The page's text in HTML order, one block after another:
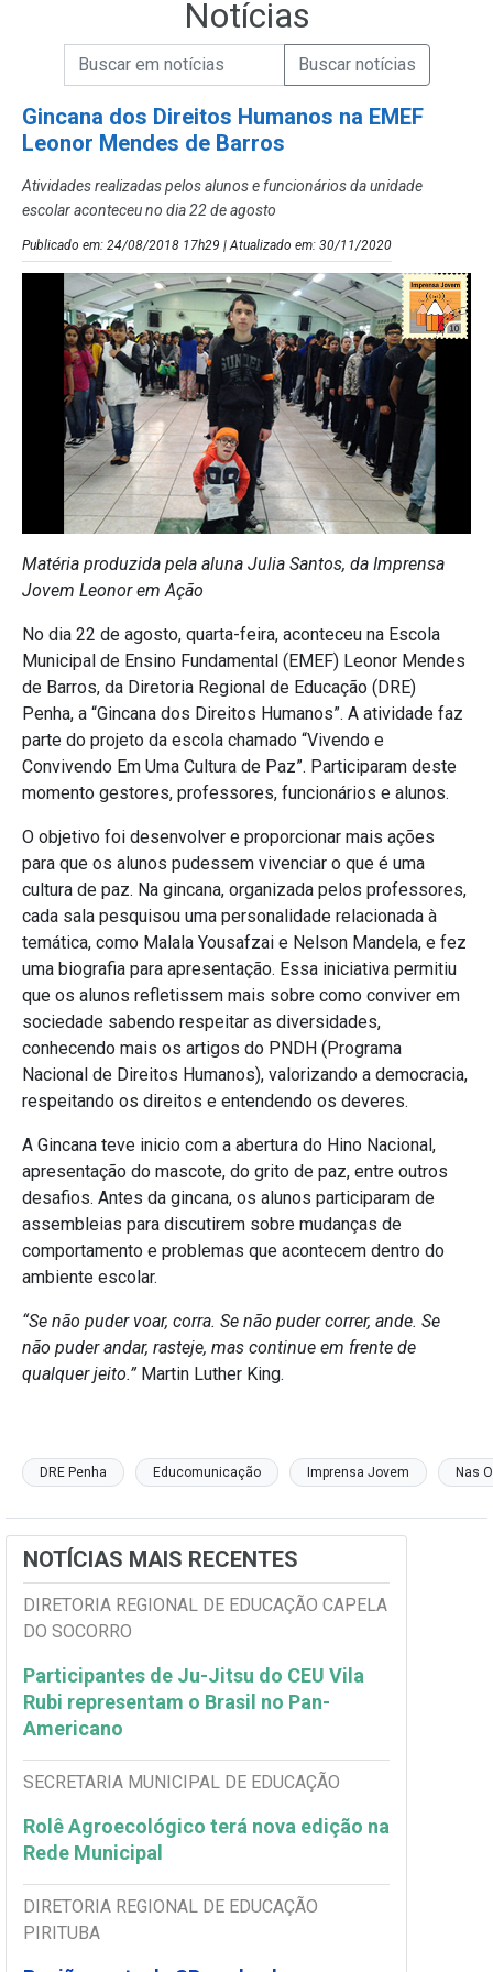
Notícias
Campo de Busca de Notícias
Campo de Busca de informaçõesEnviar a Busca de Notícias
Gincana dos Direitos Humanos na EMEF
Leonor Mendes de Barros
Atividades realizadas pelos alunos e funcionários da unidade
escolar aconteceu no dia 22 de agosto
Publicado em: 24/08/2018 17h29 | Atualizado em: 30/11/2020
Matéria produzida pela aluna Julia Santos, da Imprensa
Jovem Leonor em Ação
No dia 22 de agosto, quarta-feira, aconteceu na Escola
Municipal de Ensino Fundamental (EMEF) Leonor Mendes
de Barros, da Diretoria Regional de Educação (DRE)
Penha, a “Gincana dos Direitos Humanos”. A atividade faz
parte do projeto da escola chamado “Vivendo e
Convivendo Em Uma Cultura de Paz”. Participaram deste
momento gestores, professores, funcionários e alunos.
O objetivo foi desenvolver e proporcionar mais ações
para que os alunos pudessem vivenciar o que é uma
cultura de paz. Na gincana, organizada pelos professores,
cada sala pesquisou uma personalidade relacionada à
temática, como Malala Yousafzai e Nelson Mandela, e fez
uma biografia para apresentação. Essa iniciativa permitiu
que os alunos refletissem mais sobre como conviver em
sociedade sabendo respeitar as diversidades,
conhecendo mais os artigos do PNDH (Programa
Nacional de Direitos Humanos), valorizando a democracia,
respeitando os direitos e entendendo os deveres.
A Gincana teve inicio com a abertura do Hino Nacional,
apresentação do mascote, do grito de paz, entre outros
desafios. Antes da gincana, os alunos participaram de
assembleias para discutirem sobre mudanças de
comportamento e problemas que acontecem dentro do
ambiente escolar.
“Se não puder voar, corra. Se não puder correr, ande. Se
não puder andar, rasteje, mas continue em frente de
qualquer jeito.” Martin Luther King.
DRE Penha Educomunicação Imprensa Jovem Nas
NOTÍCIAS MAIS RECENTES
DIRETORIA REGIONAL DE EDUCAÇÃO CAPELA
DO SOCORRO
Participantes de Ju-Jitsu do CEU Vila
Rubi representam o Brasil no Pan-
Americano
SECRETARIA MUNICIPAL DE EDUCAÇÃO
Rolê Agroecológico terá nova edição na
Rede Municipal
DIRETORIA REGIONAL DE EDUCAÇÃO
PIRITUBA